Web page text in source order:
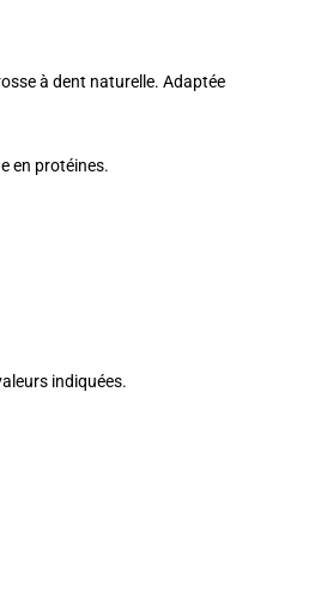
à dent naturelle. Adaptée
en protéines.
indiquées.